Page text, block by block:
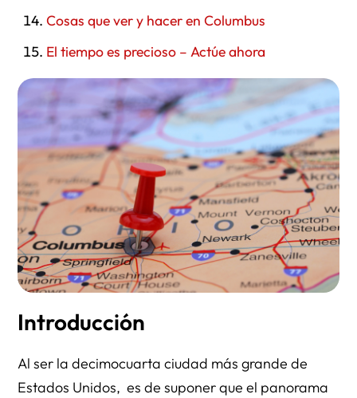
Cosas que ver y hacer en Columbus
El tiempo es precioso – Actúe ahora
Introducción
Al ser la decimocuarta ciudad más grande de
Estados Unidos, es de suponer que el panorama